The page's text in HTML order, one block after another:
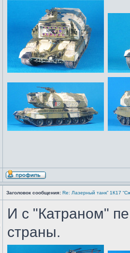
Заголовок сообщения: Re: Лазерный танк” 1К17
И с "Катраном"
страны.